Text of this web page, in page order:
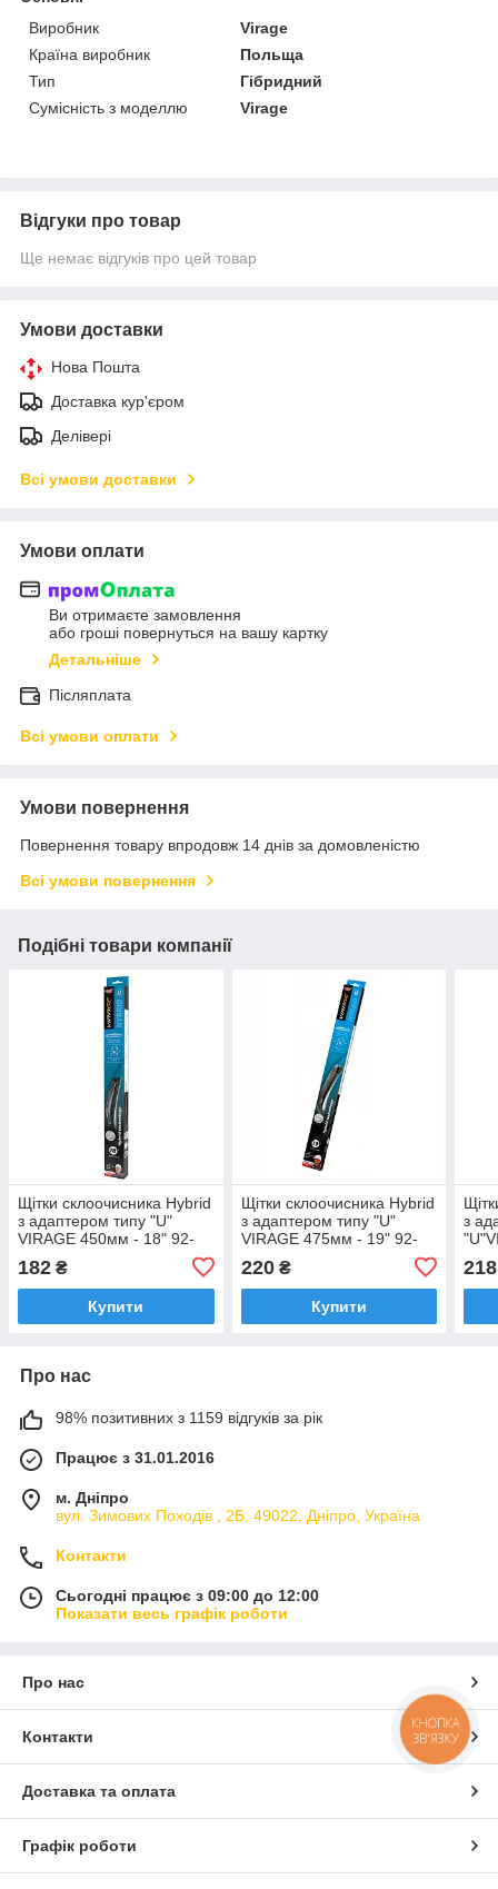
Виробник
Virage
Країна виробник
Польща
Тип
Гібридний
Сумісність з моделлю
Virage
Відгуки про товар
Ще немає відгуків про цей товар
Умови доставки
Нова Пошта
Доставка кур'єром
Делівері
Всі умови доставки
Умови оплати
Ви отримаєте замовлення
або гроші повернуться на вашу картку
Детальніше
Післяплата
Всі умови оплати
Умови повернення
Повернення товару впродовж 14 днів за домовленістю
Всі умови повернення
Подібні товари компанії
Щітки склоочисника Hybrid
з адаптером типу "U"
VIRAGE 450мм - 18" 92-
182 ₴
Купити
Щітки склоочисника Hybrid
з адаптером типу "U"
VIRAGE 475мм - 19" 92-
220₴
Купити
з
218
Про нас
98% позитивних з 1159 відгуків за рік
Працює з 31.01.2016
м. Дніпро
вул. Зимових Походiв , 2Б, 49022, Дніпро, Україна
Контакти
Сьогодні працює з 09:00 до 12:00
Показати весь графік роботи
Про нас
Контакти
Доставка та оплата
Графік роботи
КНОПКА
ЗВ'ЯЗКУ